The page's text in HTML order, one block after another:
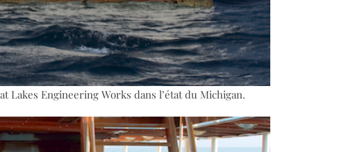
Lakes Engineering Works dans l’état du Michigan.